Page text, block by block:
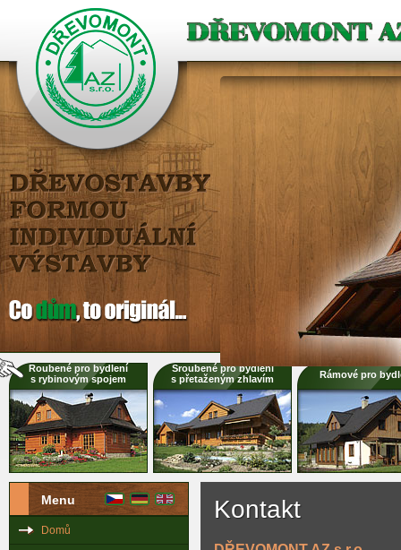
Roubené pro bydlení
s rybinovým spojem
Sroubené pro bydlení
s přetaženým zhlavím
Rámové pro
Menu
Domů
Kontakt